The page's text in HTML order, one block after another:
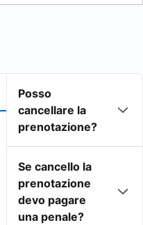
Posso
cancellare la
prenotazione?
Se cancello la
prenotazione
devo pagare
una penale?